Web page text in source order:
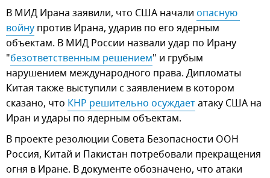
В МИД Ирана заявили, что США начали опасную
войну против Ирана, ударив по его ядерным
объектам. В МИД России назвали удар по Ирану
"безответственным решением" и грубым
нарушением международного права. Дипломаты
Китая также выступили с заявлением в котором
сказано, что КНР решительно осуждаетатаку США на
Иран и удары по ядерным объектам.
В проекте резолюции Совета Безопасности ООН
Россия, Китай и Пакистан потребовали прекращения
огня в Иране. В документе обозначено, что атаки